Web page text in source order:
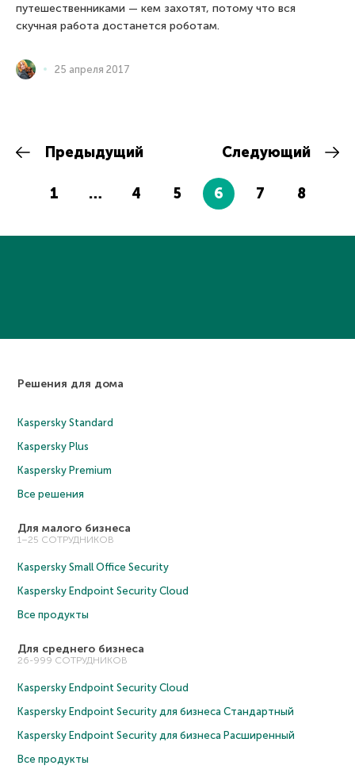
путешественниками — кем захотят, потому что вся
скучная работа достанется роботам.
25 апреля 2017
Предыдущий
1 … 4 5 6 7 8
Следующий
Решения для дома
Kaspersky Standard
Kaspersky Plus
Kaspersky Premium
Все решения
Для малого бизнеса
1–25 СОТРУДНИКОВ
Kaspersky Small Office Security
Kaspersky Endpoint Security Cloud
Все продукты
Для среднего бизнеса
26-999 СОТРУДНИКОВ
Kaspersky Endpoint Security Cloud
Kaspersky Endpoint Security для бизнеса Cтандартный
Kaspersky Endpoint Security для бизнеса Расширенный
Все продукты